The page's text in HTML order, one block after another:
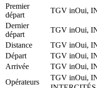
Premier
départ
TGV inOui,
Dernier
départ
TGV inOui,
Distance
TGV inOui,
Départ
TGV inOui,
Arrivée
TGV inOui,
Opérateurs
TGV inOui,